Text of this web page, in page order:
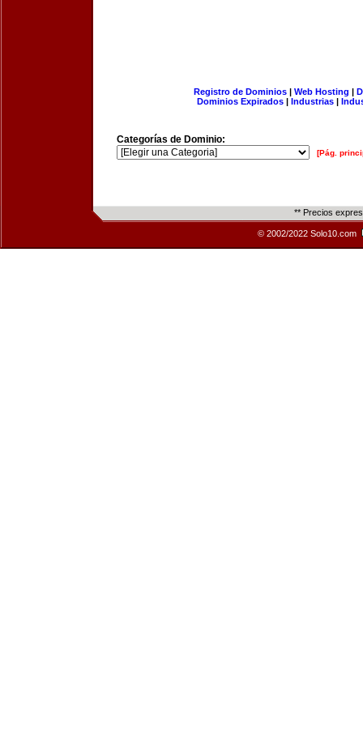
Registro de Dominios| Web Hosting |
Dominios Expirados | Industrias |
Categorías de Dominio:
[Pág.
** Precios
© 2002/2022 Solo10.com